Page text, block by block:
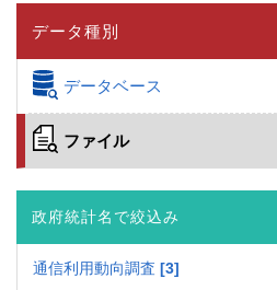
データ種別
データベース
ファイル
政府統計名で絞込み
通信利用動向調査 3